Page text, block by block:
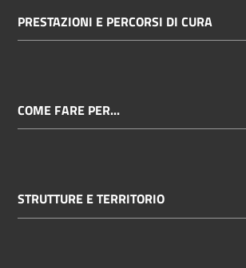
PRESTAZIONI E PERCORSI DI CURA
COME FARE PER...
STRUTTURE E TERRITORIO